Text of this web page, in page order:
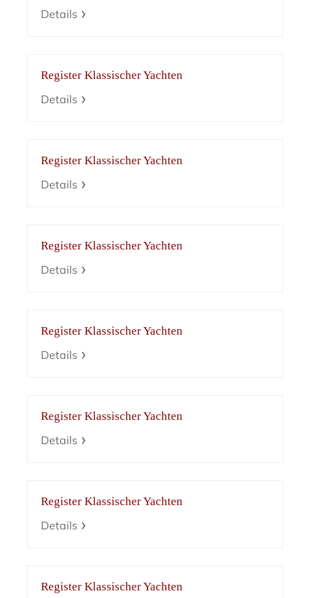
Details
Register Klassischer Yachten
Details
Register Klassischer Yachten
Details
Register Klassischer Yachten
Details
Register Klassischer Yachten
Details
Register Klassischer Yachten
Details
Register Klassischer Yachten
Details
Register Klassischer Yachten